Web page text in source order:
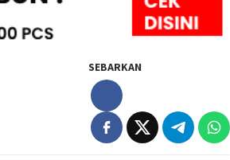
SEBARKAN